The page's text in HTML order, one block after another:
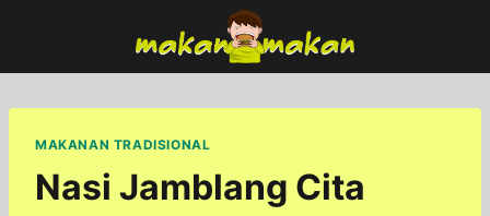
content
MAKANAN TRADISIONAL
Nasi Jamblang Cita